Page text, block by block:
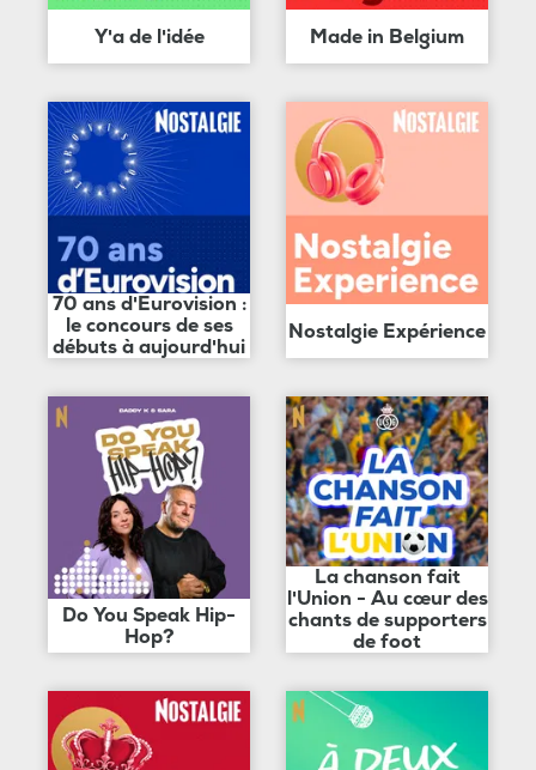
Y'a de l'idée Made in Belgium
70 ans d'Eurovision :
le concours de ses
débuts à aujourd'hui
Nostalgie Expérience
Do You Speak Hip-
Hop?
La chanson fait
l'Union - Au cœur des
chants de supporters
de foot